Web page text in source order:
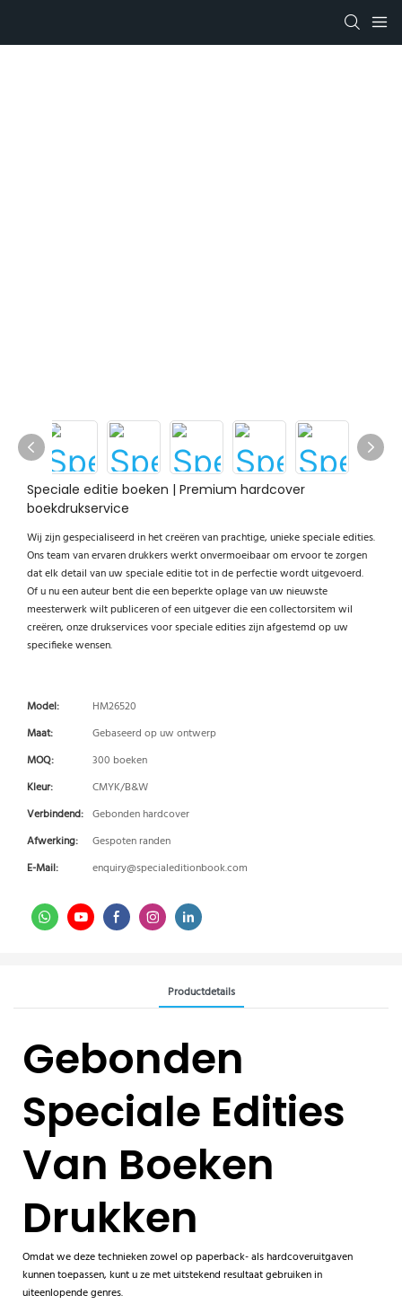
Speciale editie boeken | Premium hardcover
boekdrukservice
Wij zijn gespecialiseerd in het creëren van prachtige, unieke speciale edities.
Ons team van ervaren drukkers werkt onvermoeibaar om ervoor te zorgen
dat elk detail van uw speciale editie tot in de perfectie wordt uitgevoerd.
Of u nu een auteur bent die een beperkte oplage van uw nieuwste
meesterwerk wilt publiceren of een uitgever die een collectorsitem wil
creëren, onze drukservices voor speciale edities zijn afgestemd op uw
specifieke wensen.
Model:
HM26520
Maat:
Gebaseerd op uw ontwerp
MOQ:
300 boeken
Kleur:
CMYK/B&W
Verbindend: Gebonden hardcover
Afwerking:
Gespoten randen
E-Mail:
enquiry@specialeditionbook.com
Productdetails
Gebonden
Speciale Edities
Van Boeken
Drukken
Omdat we deze technieken zowel op paperback- als hardcoveruitgaven
kunnen toepassen, kunt u ze met uitstekend resultaat gebruiken in
uiteenlopende genres.